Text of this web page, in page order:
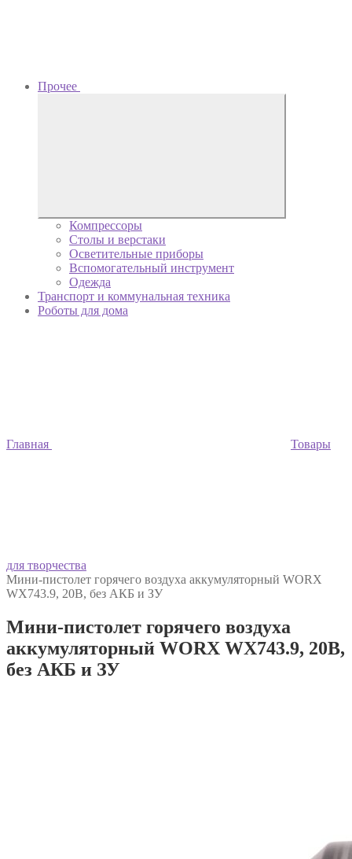
Прочее
Компрессоры
Столы и верстаки
Осветительные приборы
Вспомогательный инструмент
Одежда
Транспорт и коммунальная техника
Роботы для дома
Главная Товары
для творчества
Мини-пистолет горячего воздуха аккумуляторный WORX
WX743.9, 20В, без АКБ и ЗУ
Мини-пистолет горячего воздуха
аккумуляторный WORX WX743.9, 20В,
без АКБ и ЗУ